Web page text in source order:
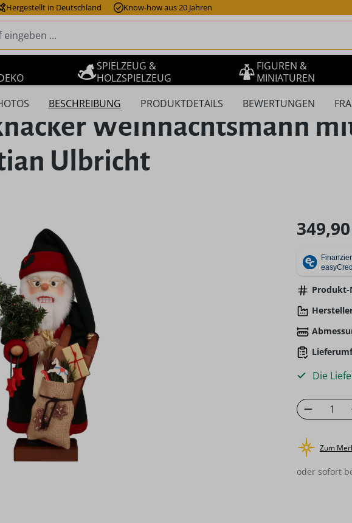
Hergestellt in Deutschland Know-how aus 20 Jahren
SPIELZEUG &
HOLZSPIELZEUG
FIGUREN &
MINIATUREN
BESCHREIBUNG PRODUKTDETAILS BEWERTUNGEN
Weihnachtsmann
Ulbricht
Regulärer
Produkt-
Die
Zum
oder sofort